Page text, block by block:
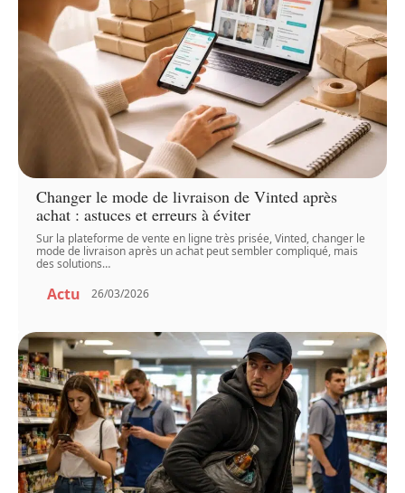
Changer le mode de livraison de Vinted après
achat : astuces et erreurs à éviter
Sur la plateforme de vente en ligne très prisée, Vinted, changer le
mode de livraison après un achat peut sembler compliqué, mais
des solutions…
Actu 26/03/2026